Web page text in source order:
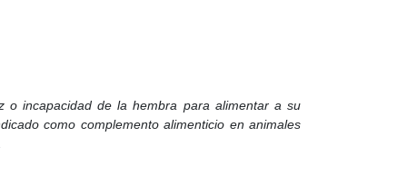
o incapacidad de la hembra para alimentar a su
como complemento alimenticio en animales